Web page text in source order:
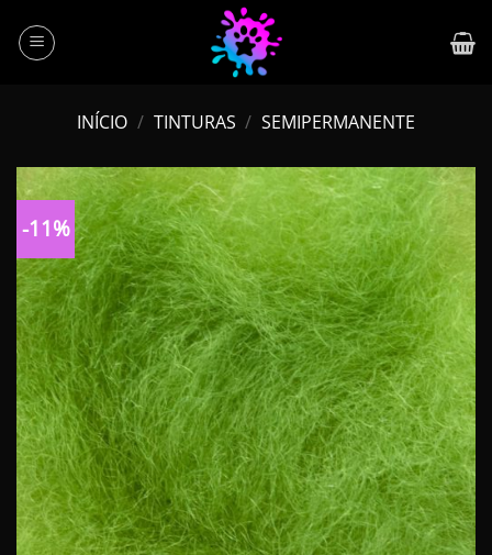
content
INÍCIO / TINTURAS / SEMIPERMANENTE
-11%